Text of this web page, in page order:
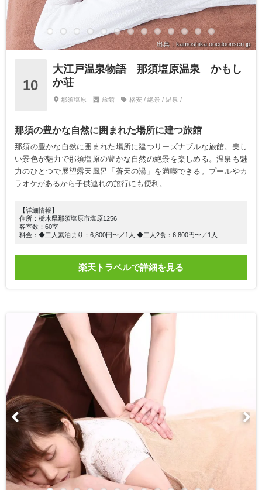
出典：kamoshika.ooedoonsen.jp
10
大江戸温泉物語 那須塩原温泉 かもし
か荘
那須塩原 旅館 格安 / 絶景 / 温泉 /
那須の豊かな自然に囲まれた場所に建つ旅館
那須の豊かな自然に囲まれた場所に建つリーズナブルな旅館。美し
い景色が魅力で那須塩原の豊かな自然の絶景を楽しめる。温泉も魅
力のひとつで展望露天風呂「蒼天の湯」を満喫できる。プールやカ
ラオケがあるから子供連れの旅行にも便利。
【詳細情報】
住所：栃木県那須塩原市塩原1256
客室数：60室
料金：◆二人素泊まり：6,800円〜／1人 ◆二人2食：6,800円〜／1人
楽天トラベルで詳細を見る